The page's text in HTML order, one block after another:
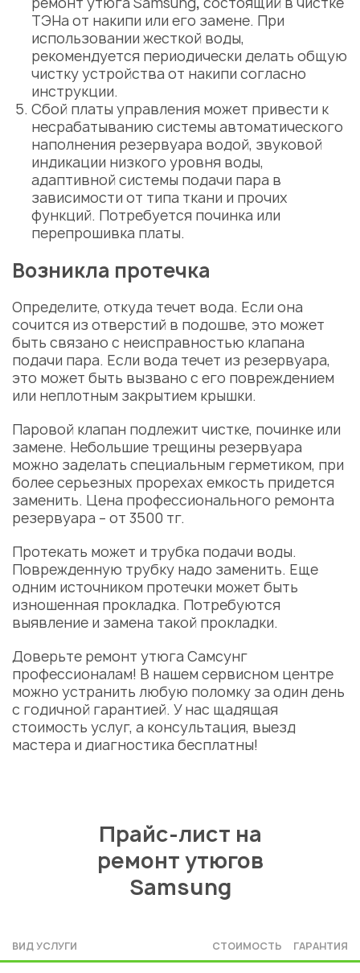
ТЭНа от накипи или его замене. При
использовании жесткой воды,
рекомендуется периодически делать общую
чистку устройства от накипи согласно
инструкции.
Сбой платы управления может привести к
несрабатыванию системы автоматического
наполнения резервуара водой, звуковой
индикации низкого уровня воды,
адаптивной системы подачи пара в
зависимости от типа ткани и прочих
функций. Потребуется починка или
перепрошивка платы.
Возникла протечка
Определите, откуда течет вода. Если она
сочится из отверстий в подошве, это может
быть связано с неисправностью клапана
подачи пара. Если вода течет из резервуара,
это может быть вызвано с его повреждением
или неплотным закрытием крышки.
Паровой клапан подлежит чистке, починке или
замене. Небольшие трещины резервуара
можно заделать специальным герметиком, при
более серьезных прорехах емкость придется
заменить. Цена профессионального ремонта
резервуара – от 3500 тг.
Протекать может и трубка подачи воды.
Поврежденную трубку надо заменить. Еще
одним источником протечки может быть
изношенная прокладка. Потребуются
выявление и замена такой прокладки.
Доверьте ремонт утюга Самсунг
профессионалам! В нашем сервисном центре
можно устранить любую поломку за один день
с годичной гарантией. У нас щадящая
стоимость услуг, а консультация, выезд
мастера и диагностика бесплатны!
Прайс-лист на
ремонт утюгов
Samsung
ВИД УСЛУГИ СТОИМОСТЬ ГАРАНТИЯ